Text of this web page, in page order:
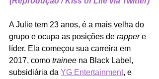
A Julie tem 23 anos, é a mais velha do
grupo e ocupa as posições de rapper e
líder. Ela começou sua carreira em
2017, como trainee na Black Label,
subsidiária da YG Entertainment, e